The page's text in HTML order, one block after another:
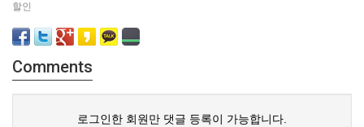
할인
Comments
로그인한 회원만 댓글 등록이 가능합니다.